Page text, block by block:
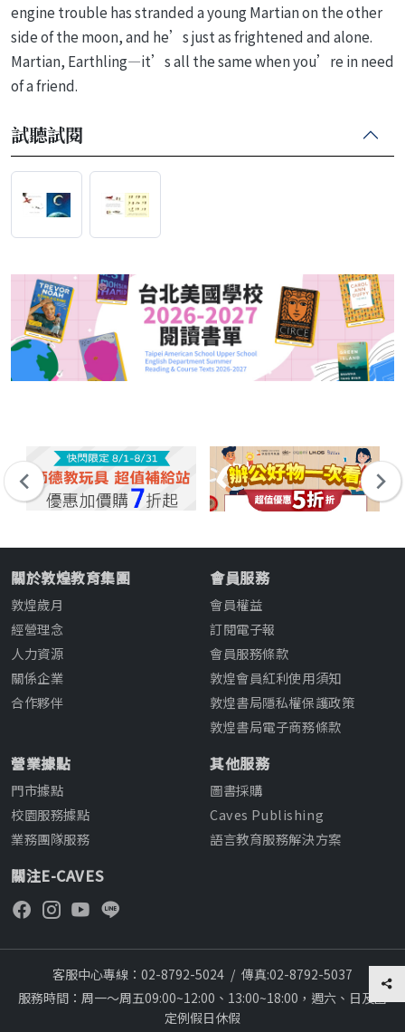
engine trouble has stranded a young Martian on the other
side of the moon, and he’s just as frightened and alone.
Martian, Earthling—it’s all the same when you’re in need
of a friend.
試聽試閱
關於敦煌教育集團
敦煌歲月
經營理念
人力資源
關係企業
合作夥伴
會員服務
會員權益
訂閱電子報
會員服務條款
敦煌會員紅利使用須知
敦煌書局隱私權保護政策
敦煌書局電子商務條款
營業據點
門市據點
校園服務據點
業務團隊服務
其他服務
圖書採購
Caves Publishing
語言教育服務解決方案
關注E-CAVES
客服中心專線：02-8792-5024 / 傳真:02-8792-5037
服務時間：周一～周五09:00~12:00、13:00~18:00，週六、日及國
定例假日休假